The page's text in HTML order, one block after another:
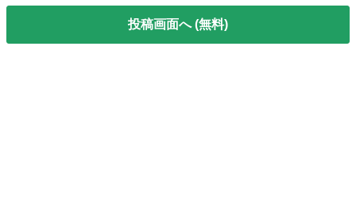
投稿画面へ (無料)